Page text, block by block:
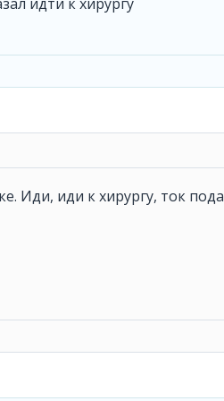
Иди, иди к хирургу, ток